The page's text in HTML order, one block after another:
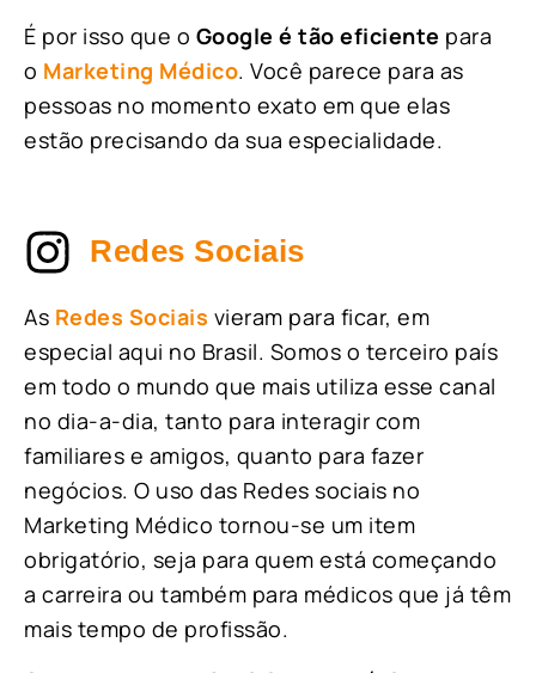
É por isso que o Google é tão eficiente para
o Marketing Médico. Você parece para as
pessoas no momento exato em que elas
estão precisando da sua especialidade.
Redes Sociais
As Redes Sociais vieram para ficar, em
especial aqui no Brasil. Somos o terceiro país
em todo o mundo que mais utiliza esse canal
no dia-a-dia, tanto para interagir com
familiares e amigos, quanto para fazer
negócios. O uso das Redes sociais no
Marketing Médico tornou-se um item
obrigatório, seja para quem está começando
a carreira ou também para médicos que já têm
mais tempo de profissão.